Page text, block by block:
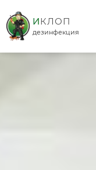
дезинфекция